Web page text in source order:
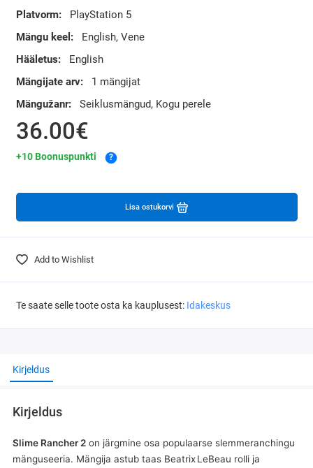
Platvorm:
PlayStation 5
Mängu keel:
English, Vene
Hääletus:
English
Mängijate arv:
1 mängijat
Mängužanr:
Seiklusmängud, Kogu perele
36.00€
+10 Boonuspunkti ?
Lisa ostukorvi
Add to Wishlist
Te saate selle toote osta ka kauplusest: Idakeskus
Kirjeldus
Kirjeldus
Slime Rancher 2 on järgmine osa populaarse slemmeranchingu
mänguseeria. Mängija astub taas Beatrix LeBeau rolli ja